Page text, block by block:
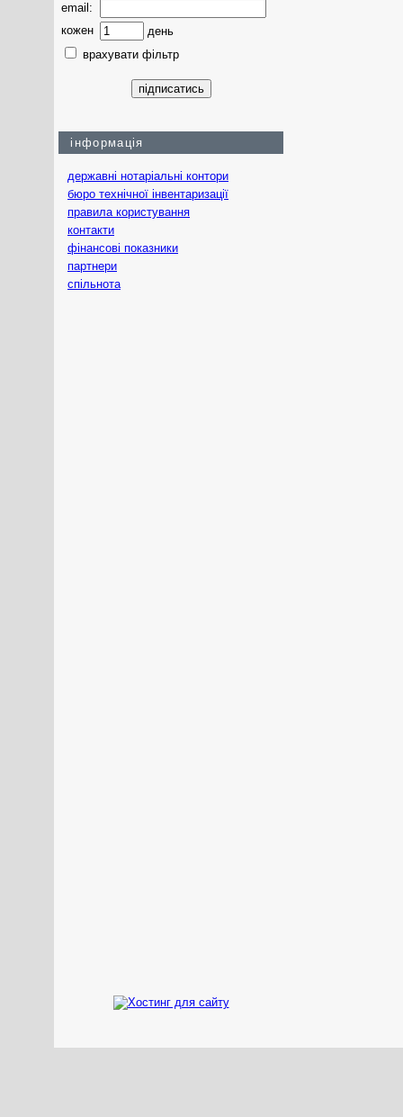
email:
кожен
день
врахувати фільтр
інформація
державні нотаріальні контори
бюро технічної інвентаризації
правила користування
контакти
фінансові показники
партнери
спільнота